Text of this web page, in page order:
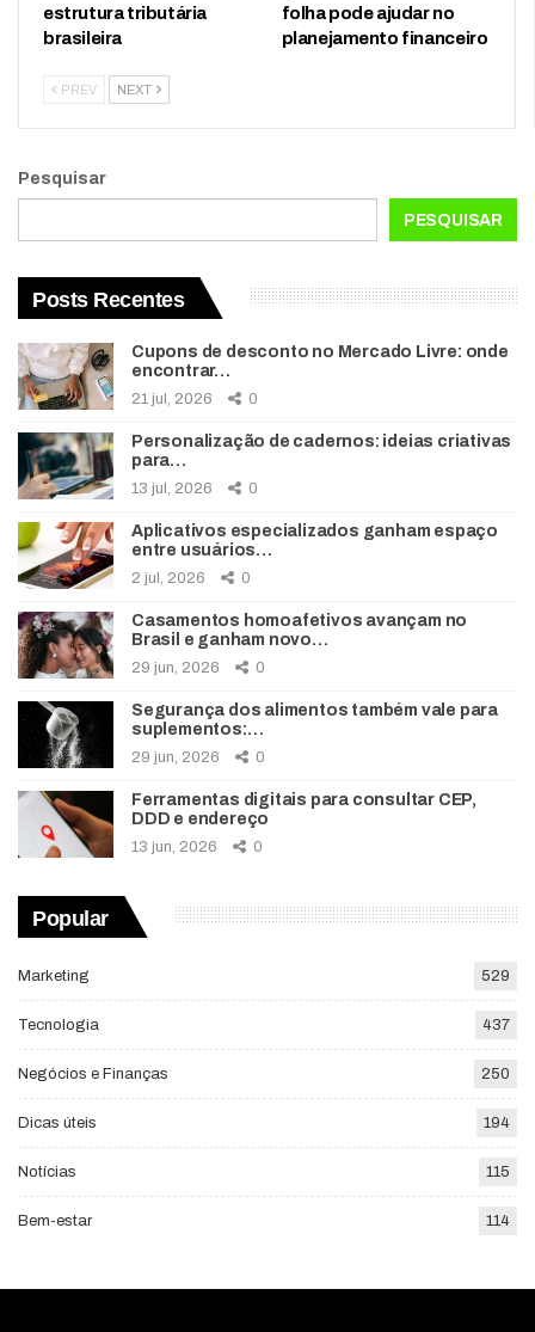
estrutura tributária
brasileira
folha pode ajudar no
planejamento financeiro
PREV NEXT
Pesquisar
PESQUISAR
Posts Recentes
Cupons de desconto no Mercado Livre: onde
encontrar…
21 jul, 2026 0
Personalização de cadernos: ideias criativas
para…
13 jul, 2026 0
Aplicativos especializados ganham espaço
entre usuários…
2 jul, 2026 0
Casamentos homoafetivos avançam no
Brasil e ganham novo…
29 jun, 2026 0
Segurança dos alimentos também vale para
suplementos:…
29 jun, 2026 0
Ferramentas digitais para consultar CEP,
DDD e endereço
13 jun, 2026 0
Popular
Marketing 529
Tecnologia 437
Negócios e Finanças 250
Dicas úteis 194
Notícias 115
Bem-estar 114